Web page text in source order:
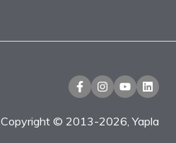
Copyright © 2013-2026, Yapla